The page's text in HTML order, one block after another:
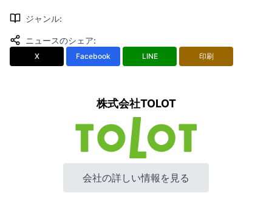
ジャンル:
ニュースのシェア:
X Facebook LINE 印刷
株式会社TOLOT
会社の詳しい情報を見る